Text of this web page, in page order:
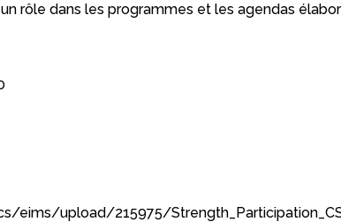
rôle dans les programmes et les agendas
eims/upload/215975/